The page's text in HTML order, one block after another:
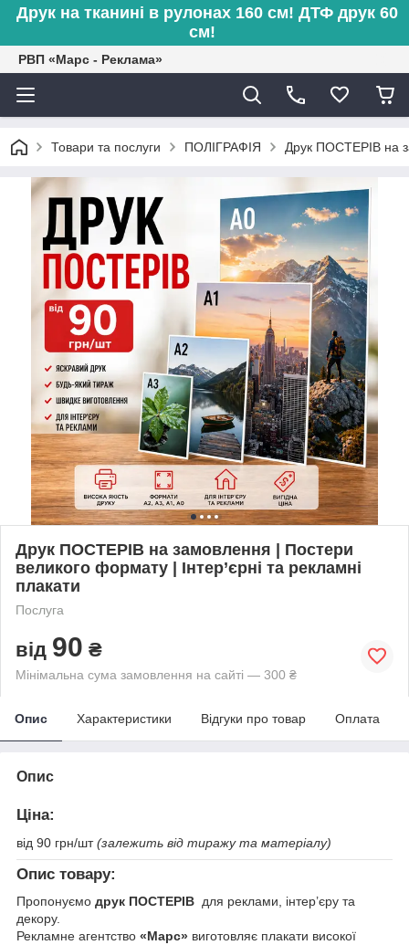
Друк на тканині в рулонах 160 см! ДТФ друк 60
см!
РВП «Марс - Реклама»
Товари та послуги ПОЛІГРАФІЯ Друк ПОСТЕРІВ на
Друк ПОСТЕРІВ на замовлення | Постери
великого формату | Інтер’єрні та рекламні
плакати
Послуга
від 90 ₴
Мінімальна сума замовлення на сайті — 300 ₴
Опис Характеристики Відгуки про товар Оплата
Опис
Ціна:
від 90 грн/шт(залежить від тиражу та матеріалу)
Опис товару:
Пропонуємо друк ПОСТЕРІВ для реклами, інтер’єру та
декору.
Рекламне агентство «Марс» виготовляє плакати високої